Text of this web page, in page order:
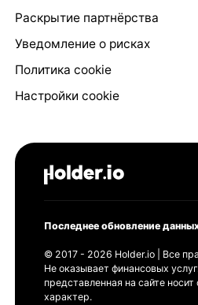
Раскрытие партнёрства
Уведомление о рисках
Политика cookie
Настройки cookie
Последнее обновление
© 2017 - 2026 Holder.io | Все
Не оказывает финансовых
представленная на сайте
характер.